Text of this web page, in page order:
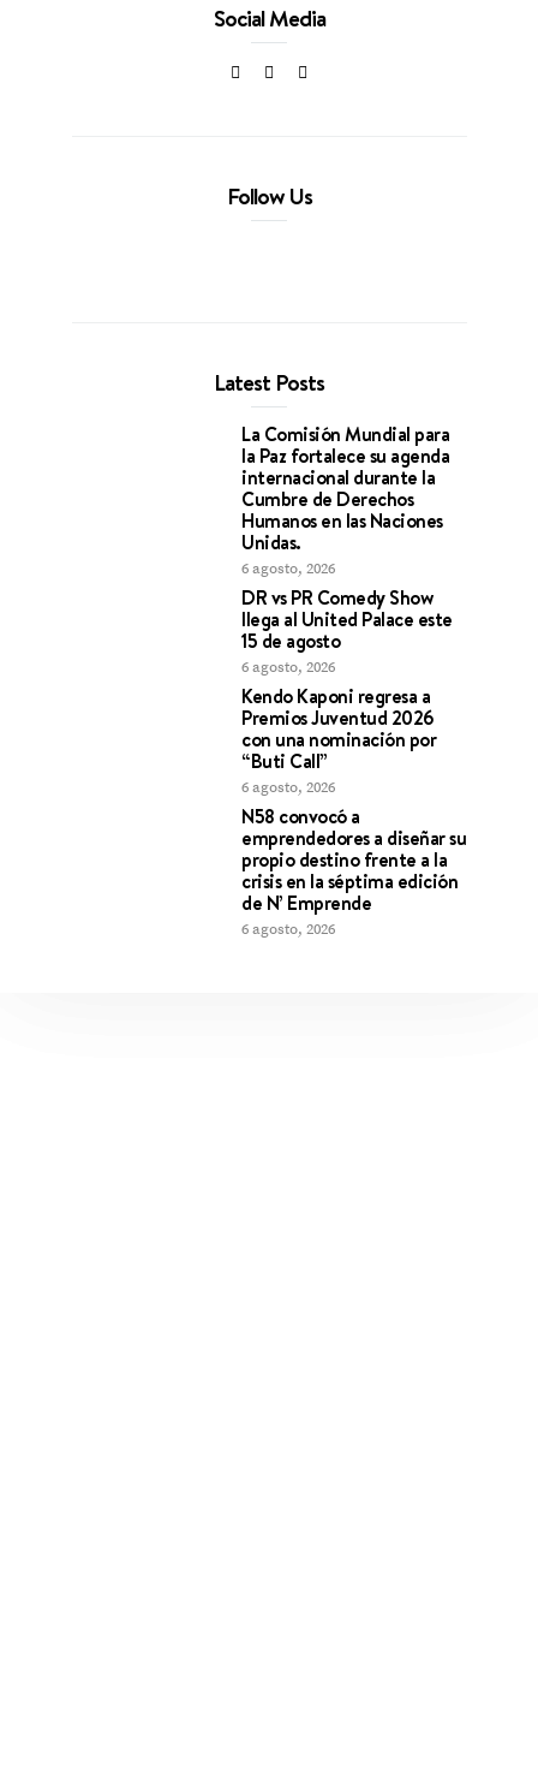
Social Media
Follow Us
Latest Posts
La Comisión Mundial para
la Paz fortalece su agenda
internacional durante la
Cumbre de Derechos
Humanos en las Naciones
Unidas.
6 agosto, 2026
DR vs PR Comedy Show
llega al United Palace este
15 de agosto
6 agosto, 2026
Kendo Kaponi regresa a
Premios Juventud 2026
con una nominación por
“Buti Call”
6 agosto, 2026
N58 convocó a
emprendedores a diseñar su
propio destino frente a la
crisis en la séptima edición
de N’ Emprende
6 agosto, 2026